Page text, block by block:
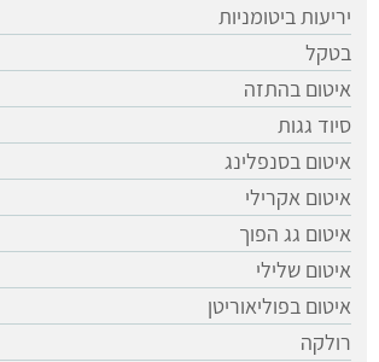
יריעות ביטומניות
בטקל
איטום בהתזה
סיוד גגות
איטום בסנפלינג
איטום אקרילי
איטום גג הפוך
איטום שלילי
איטום בפוליאוריטן
רולקה